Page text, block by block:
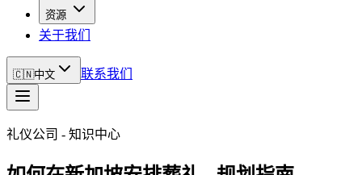
资源
关于我们
🇨🇳中文 联系我们
礼仪公司 - 知识中心